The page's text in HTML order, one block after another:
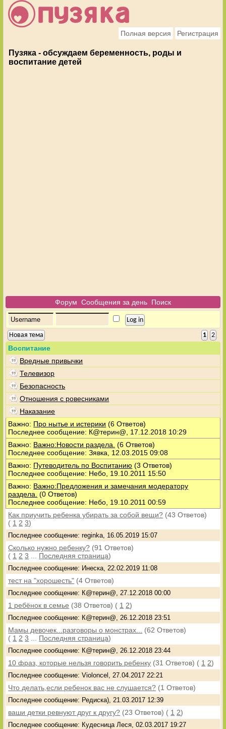
Полная версия Регистрация
Пузяка - обсуждаем беременность, роды и
воспитание детей
Форум Сообщения за день Поиск
1 2
Новая тема
Воспитание
Вредные привычки
Телевизор
Безопасность
Отношения с ровесниками
Наказание
Важно: Про нытье и истерики (6 Ответов)
Последнее сообщение: К@терин@, 17.12.2018 10:29
Важно: Важно:Новости раздела. (6 Ответов)
Последнее сообщение: Зявка, 12.03.2015 09:08
Важно: Путеводитель по Воспитанию (3 Ответов)
Последнее сообщение: Небо, 19.10.2011 15:50
Важно: Важно:Предложения и замечания модератору
раздела. (0 Ответов)
Последнее сообщение: Небо, 19.10.2011 00:59
Как приучить ребенка убирать за собой вещи? (43 Ответов)
( 1 2 3)
Последнее сообщение: reginka, 16.05.2019 15:07
Сколько нужно ребенку? (91 Ответов)
( 1 2 3 Последняя страница)
Последнее сообщение: Инеска, 22.02.2019 11:08
тест на "хорошесть" (4 Ответов)
Последнее сообщение: К@терин@, 27.12.2018 00:00
1 ребёнок в семье (38 Ответов) ( 1 2)
Последнее сообщение: К@терин@, 26.12.2018 23:51
Мамы девочек...разговоры о монстрах...
(62 Ответов)
( 1 2 3 Последняя страница)
Последнее сообщение: К@терин@, 26.12.2018 23:44
10 фраз, которые нельзя говорить ребенку (31 Ответов) ( 1 2)
Последнее сообщение: Violoncel, 27.04.2017 22:21
Что делать,если ребенок вас не слушается? (1 Ответов)
Последнее сообщение: Редиска), 21.03.2017 12:39
ваши детки ревнуют друг к другу? (23 Ответов) ( 1 2)
Последнее сообщение: Кудесница Леся, 02.03.2017 19:27